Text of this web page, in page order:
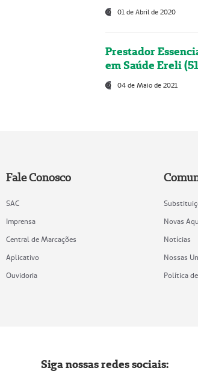
01 de Abril de 2020
Prestador
em Saúde Ereli
04 de Maio de 2021
Fale Conosco
SAC
Imprensa
Central de Marcações
Aplicativo
Ouvidoria
Novas
Notícias
Nossas
Política
Siga nossas redes sociais: